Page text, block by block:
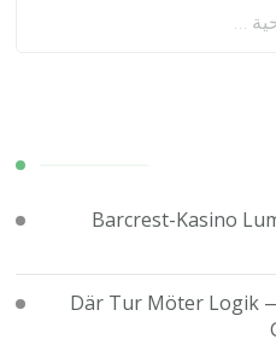
Barcrest-Kasino
Där Tur Möter Logik